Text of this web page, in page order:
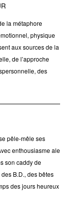
la métaphore
physique
aux sources de la
de l’approche
des
pêle-mêle ses
enthousiasme ale
son caddy de
B.D., des bêtes
des jours heureux